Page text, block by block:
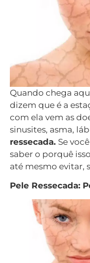
Quando chega
dizem que é a
com ela vem as
sinusites, asma,
ressecada. Se
saber o porquê
até mesmo evitar,
Pele Ressecada: